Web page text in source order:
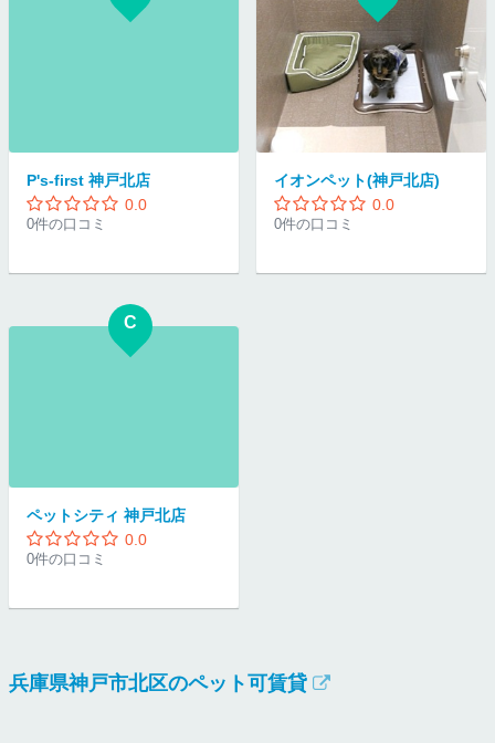
P's-first 神戸北店
0.0
0件の口コミ
イオンペット(神戸北店)
0.0
0件の口コミ
C
ペットシティ 神戸北店
0.0
0件の口コミ
兵庫県神戸市北区のペット可賃貸